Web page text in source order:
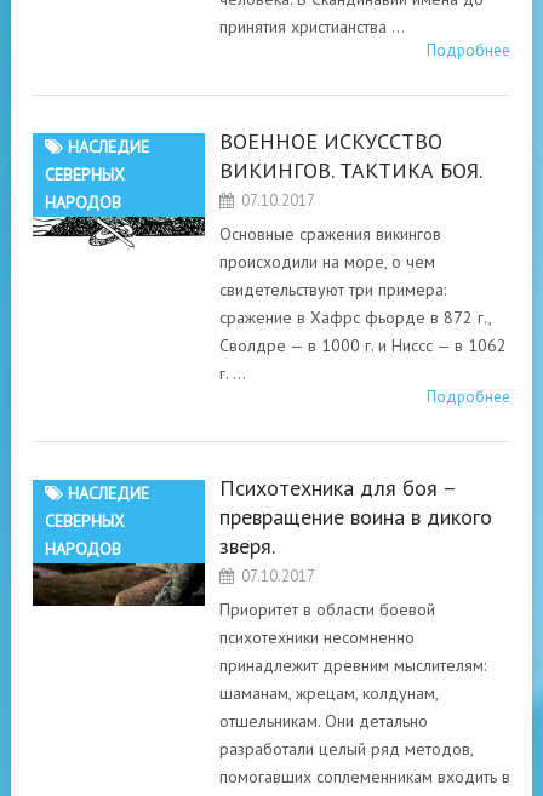
принятия христианства …
Подробнее
НАСЛЕДИЕ
СЕВЕРНЫХ
НАРОДОВ
ВОЕННОЕ ИСКУССТВО
ВИКИНГОВ. ТАКТИКА БОЯ.
07.10.2017
Основные сражения викингов
происходили на море, о чем
свидетельствуют три примера:
сражение в Хафрс фьорде в 872 г.,
Сволдре — в 1000 г. и Ниссс — в 1062
г. …
Подробнее
НАСЛЕДИЕ
СЕВЕРНЫХ
НАРОДОВ
Психотехника для боя –
превращение воина в дикого
зверя.
07.10.2017
Приоритет в области боевой
психотехники несомненно
принадлежит древним мыслителям:
шаманам, жрецам, колдунам,
отшельникам. Они детально
разработали целый ряд методов,
помогавших соплеменникам входить в